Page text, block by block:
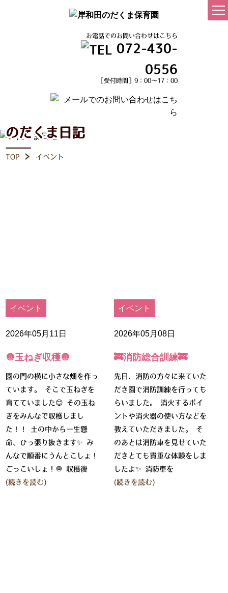
お電話でのお問い合わせはこちら
072-430-
0556
［受付時間］9：00～17：00
のだくま日記
TOP イベント
イベント
2026年05月11日
🧅玉ねぎ収穫🧅
園の門の横に小さな畑を作っ
ています。 そこで玉ねぎを
育てていました😊 その玉ね
ぎをみんなで収穫しまし
た！！ 土の中から一生懸
命、ひっ張り抜きます✨ み
んなで順番にうんとこしょ！
ごっこいしょ！🧅 収穫後
(続きを読む)
イベント
2026年05月08日
🚒消防総合訓練🚒
先日、消防の方々に来ていた
だき園で消防訓練を行っても
らいました。 消火するポイ
ントや消火器の使い方などを
教えていただきました。 そ
のあとは消防車を見せていた
だきとても貴重な体験をしま
したよ✨ 消防車を
(続きを読む)